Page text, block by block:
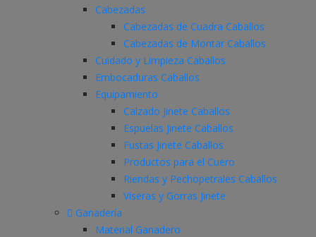
Cabezadas
Cabezadas de Cuadra Caballos
Cabezadas de Montar Caballos
Cuidado y Limpieza Caballos
Embocaduras Caballos
Equipamiento
Calzado Jinete Caballos
Espuelas Jinete Caballos
Fustas Jinete Caballos
Productos para el Cuero
Riendas y Pechopetrales Caballos
Viseras y Gorras Jinete
Ganadería
Material Ganadero